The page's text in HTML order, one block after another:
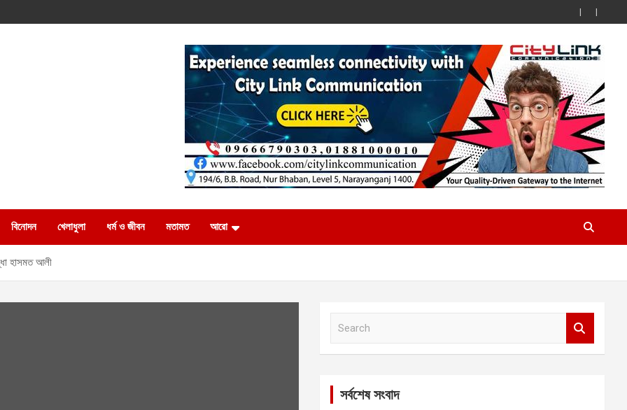
বিনোদন খেলাধুলা ধর্ম ও জীবন মতামত আরো
হাসমত আলী
সর্বশেষ সংবাদ